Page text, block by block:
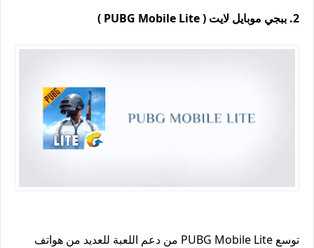
2. ببجي موبايل لايت ( PUBG Mobile Lite )
توسع PUBG Mobile Lite من دعم اللعبة للعديد من هواتف